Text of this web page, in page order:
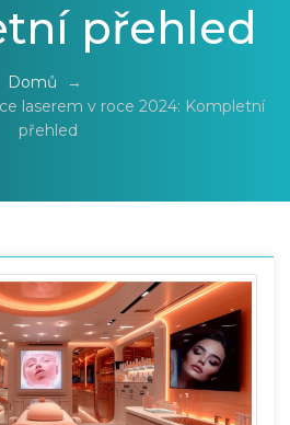
přehled
Domů
→
laserem v roce 2024: Kompletní
přehled